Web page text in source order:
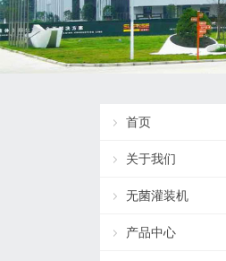
首页
关于我们
无菌灌装机
产品中心